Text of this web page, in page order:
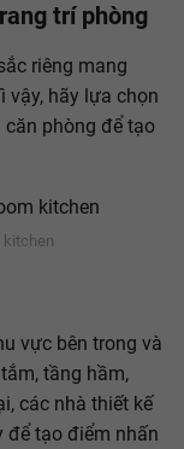
trí phòng
riêng mang
vậy, hãy lựa chọn
phòng để tạo
kitchen
vực bên trong và
tầng hầm,
các nhà thiết kế
để tạo điểm nhấn